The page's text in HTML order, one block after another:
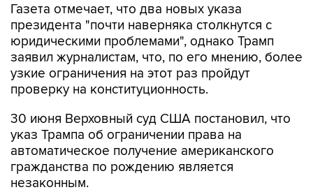
Газета отмечает, что два новых указа
президента "почти наверняка столкнутся с
юридическими проблемами", однако Трамп
заявил журналистам, что, по его мнению, более
узкие ограничения на этот раз пройдут
проверку на конституционность.
30 июня Верховный суд США постановил, что
указ Трампа об ограничении права на
автоматическое получение американского
гражданства по рождению является
незаконным.